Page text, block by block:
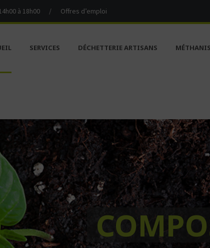
à 18h00 / Offres d’emploi
SERVICES DÉCHETTERIE ARTISANS